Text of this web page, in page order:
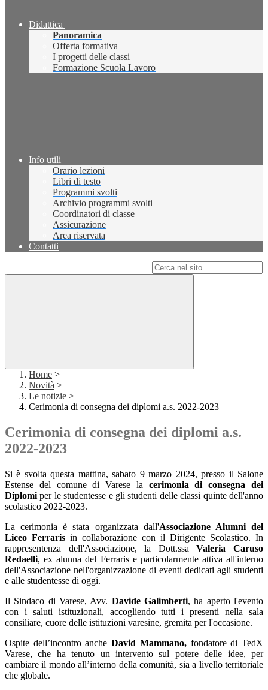
Didattica
Panoramica
Offerta formativa
I progetti delle classi
Formazione Scuola Lavoro
Info utili
Orario lezioni
Libri di testo
Programmi svolti
Archivio programmi svolti
Coordinatori di classe
Assicurazione
Area riservata
Contatti
Home >
Novità >
Le notizie >
Cerimonia di consegna dei diplomi a.s. 2022-2023
Cerimonia di consegna dei diplomi a.s.
2022-2023
Si è svolta questa mattina, sabato 9 marzo 2024, presso il Salone
Estense del comune di Varese la cerimonia di consegna dei
Diplomiper le studentesse e gli studenti delle classi quinte dell'anno
scolastico 2022-2023.
La cerimonia è stata organizzata dall'Associazione Alumni del
Liceo Ferraris in collaborazione con il Dirigente Scolastico. In
rappresentenza dell'Associazione, la Dott.ssaValeria Caruso
Redaelli, ex alunna del Ferraris e particolarmente attiva all'interno
dell'Associazione nell'organizzazione di eventi dedicati agli studenti
e alle studentesse di oggi.
Il Sindaco di Varese, Avv. Davide Galimberti, ha aperto l'evento
con i saluti istituzionali, accogliendo tutti i presenti nella sala
consiliare, cuore delle istituzioni varesine, gremita per l'occasione.
Ospite dell’incontro ancheDavid Mammano,fondatore di TedX
Varese, che ha tenuto un intervento sul potere delle idee, per
cambiare il mondo all’interno della comunità, sia a livello territoriale
che globale.